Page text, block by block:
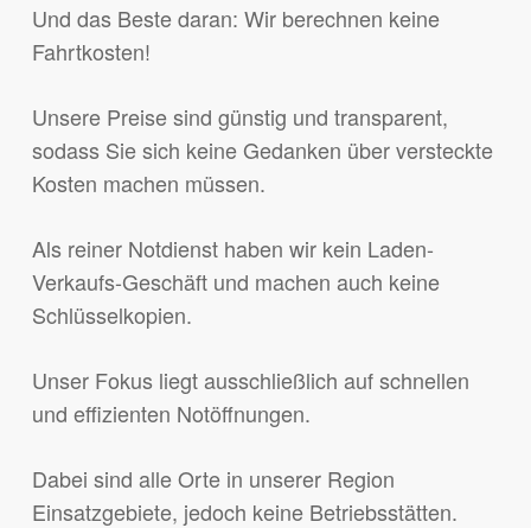
Und das Beste daran: Wir berechnen keine
Fahrtkosten!
Unsere Preise sind günstig und transparent,
sodass Sie sich keine Gedanken über versteckte
Kosten machen müssen.
Als reiner Notdienst haben wir kein Laden-
Verkaufs-Geschäft und machen auch keine
Schlüsselkopien.
Unser Fokus liegt ausschließlich auf schnellen
und effizienten Notöffnungen.
Dabei sind alle Orte in unserer Region
Einsatzgebiete, jedoch keine Betriebsstätten.